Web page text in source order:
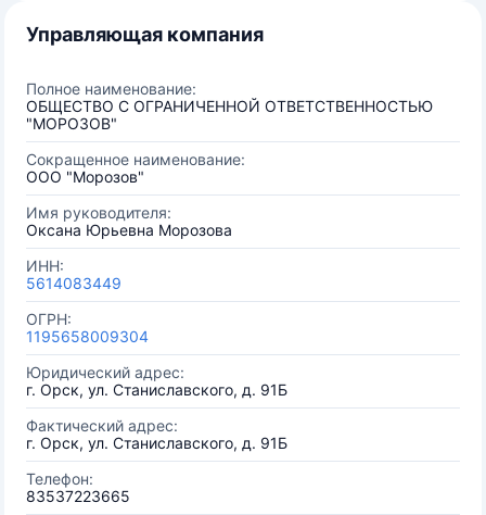
Управляющая компания
Полное наименование:
ОБЩЕСТВО С ОГРАНИЧЕННОЙ ОТВЕТСТВЕННОСТЬЮ
"МОРОЗОВ"
Сокращенное наименование:
ООО "Морозов"
Имя руководителя:
Оксана Юрьевна Морозова
ИНН:
5614083449
ОГРН:
1195658009304
Юридический адрес:
г. Орск, ул. Станиславского, д. 91Б
Фактический адрес:
г. Орск, ул. Станиславского, д. 91Б
Телефон:
83537223665